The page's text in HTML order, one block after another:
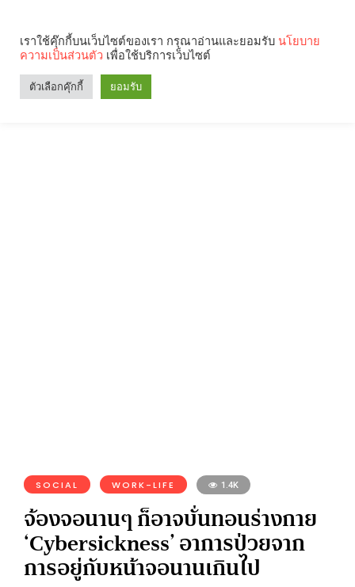
SOCIAL WORK-LIFE 1.4K
จ้องจอนานๆ ก็อาจบั่นทอนร่างกาย
‘Cybersickness’ อาการป่วยจาก
การอยู่กับหน้าจอนานเกินไป
เราใช้คุ๊กกี้บนเว็บไซต์ของเรา กรุณาอ่านและยอมรับ นโยบาย
ความเป็นส่วนตัว เพื่อใช้บริการเว็บไซต์
ตัวเลือกคุ๊กกี้ ยอมรับ